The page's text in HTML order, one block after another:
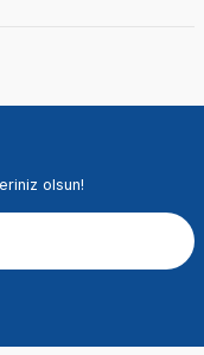
olsun!